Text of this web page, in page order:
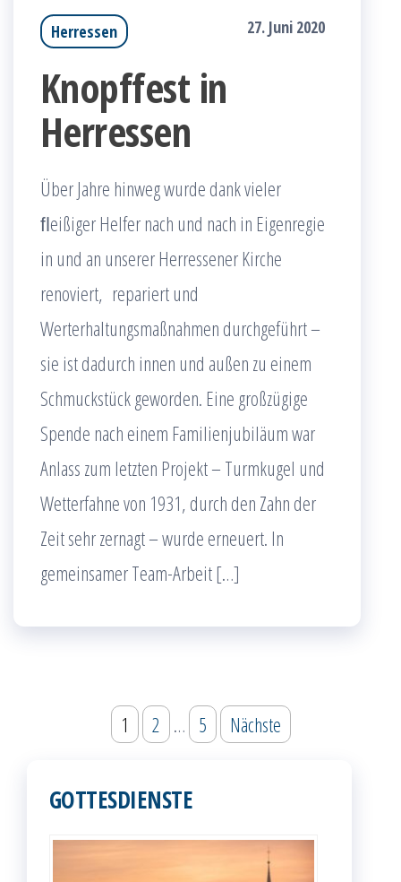
Herressen 27. Juni 2020
Knopffest in
Herressen
Über Jahre hinweg wurde dank vieler
ﬂeißiger Helfer nach und nach in Eigenregie
in und an unserer Herressener Kirche
renoviert, repariert und
Werterhaltungsmaßnahmen durchgeführt –
sie ist dadurch innen und außen zu einem
Schmuckstück geworden. Eine großzügige
Spende nach einem Familienjubiläum war
Anlass zum letzten Projekt – Turmkugel und
Wetterfahne von 1931, durch den Zahn der
Zeit sehr zernagt – wurde erneuert. In
gemeinsamer Team-Arbeit […]
Seitennummerierung
1 2 … 5 Nächste
GOTTESDIENSTE